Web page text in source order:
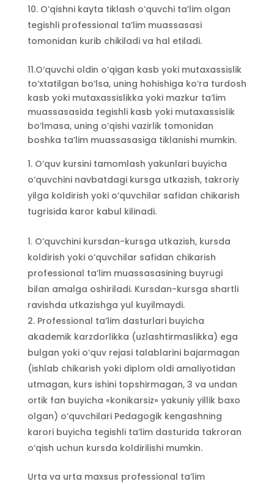
O‘qishni kayta tiklash o‘quvchi ta’lim olgan
tegishli professional ta’lim muassasasi
tomonidan kurib chikiladi va hal etiladi.
11.O‘quvchi oldin o‘qigan kasb yoki mutaxassislik
to‘xtatilgan bo‘lsa, uning hohishiga ko‘ra turdosh
kasb yoki mutaxassislikka yoki mazkur ta’lim
muassasasida tegishli kasb yoki mutaxassislik
bo‘lmasa, uning o‘qishi vazirlik tomonidan
boshka ta’lim muassasasiga tiklanishi mumkin.
O‘quv kursini tamomlash yakunlari buyicha
o‘quvchini navbatdagi kursga utkazish, takroriy
yilga koldirish yoki o‘quvchilar safidan chikarish
tugrisida karor kabul kilinadi.
O‘quvchini kursdan-kursga utkazish, kursda
koldirish yoki o‘quvchilar safidan chikarish
professional ta’lim muassasasining buyrugi
bilan amalga oshiriladi. Kursdan-kursga shartli
ravishda utkazishga yul kuyilmaydi.
Professional ta’lim dasturlari buyicha
akademik karzdorlikka (uzlashtirmaslikka) ega
bulgan yoki o‘quv rejasi talablarini bajarmagan
(ishlab chikarish yoki diplom oldi amaliyotidan
utmagan, kurs ishini topshirmagan, 3 va undan
ortik fan buyicha «konikarsiz» yakuniy yillik baxo
olgan) o‘quvchilari Pedagogik kengashning
karori buyicha tegishli ta’lim dasturida takroran
o‘qish uchun kursda koldirilishi mumkin.
Urta va urta maxsus professional ta’lim